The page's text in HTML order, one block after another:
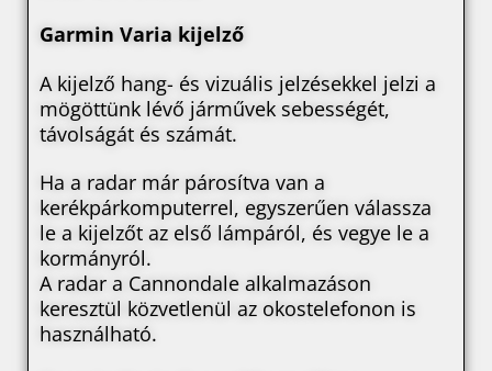
Garmin Varia kijelző
A kijelző hang- és vizuális jelzésekkel jelzi a
mögöttünk lévő járművek sebességét,
távolságát és számát.
Ha a radar már párosítva van a
kerékpárkomputerrel, egyszerűen válassza
le a kijelzőt az első lámpáról, és vegye le a
kormányról.
A radar a Cannondale alkalmazáson
keresztül közvetlenül az okostelefonon is
használható.